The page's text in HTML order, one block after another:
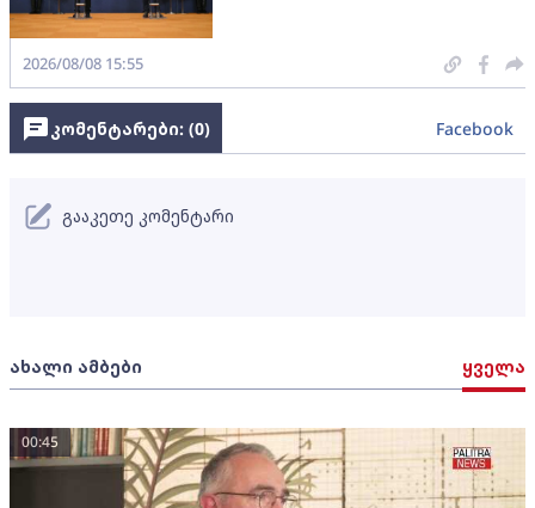
2026/08/08 15:55
ახალი ამბები ყველა
00:45
კომენტარები: (0) Facebook
გააკეთე კომენტარი